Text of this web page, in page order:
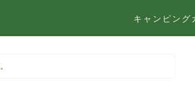
キャンピング